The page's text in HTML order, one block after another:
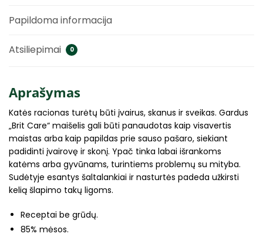
Papildoma informacija
Atsiliepimai 0
Aprašymas
Katės racionas turėtų būti įvairus, skanus ir sveikas. Gardus
„Brit Care“ maišelis gali būti panaudotas kaip visavertis
maistas arba kaip papildas prie sauso pašaro, siekiant
padidinti įvairovę ir skonį. Ypač tinka labai išrankoms
katėms arba gyvūnams, turintiems problemų su mityba.
Sudėtyje esantys šaltalankiai ir nasturtės padeda užkirsti
kelią šlapimo takų ligoms.
Receptai be grūdų.
85% mėsos.